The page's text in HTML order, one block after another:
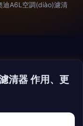
迪A6L空調(diào)濾清
清器 作用、更